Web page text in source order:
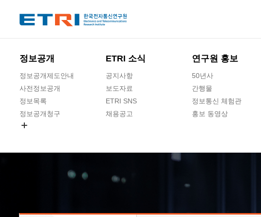
정보공개
정보공개제도안내
사전정보공개
정보목록
정보공개청구
ETRI 소식
공지사항
보도자료
ETRI SNS
채용공고
연구원 홍보
50년사
간행물
정보통신 체험관
홍보 동영상